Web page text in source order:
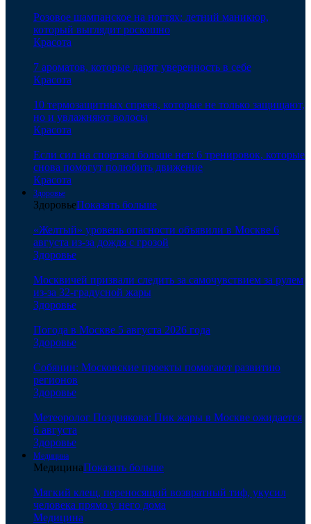
Розовое шампанское на ногтях: летний маникюр,
который выглядит роскошно
Красота
7 ароматов, которые дарят уверенность в себе
Красота
10 термозащитных спреев, которые не только защищают,
но и увлажняют волосы
Красота
Если сил на спортзал больше нет: 6 тренировок, которые
снова помогут полюбить движение
Красота
Здоровье
ЗдоровьеПоказать больше
«Желтый» уровень опасности объявили в Москве 6
августа из-за дождя с грозой
Здоровье
Москвичей призвали следить за самочувствием за рулем
из-за 32-градусной жары
Здоровье
Погода в Москве 5 августа 2026 года
Здоровье
Собянин: Московские проекты помогают развитию
регионов
Здоровье
Метеоролог Позднякова: Пик жары в Москве ожидается
6 августа
Здоровье
Медицина
МедицинаПоказать больше
Мягкий клещ, переносящий возвратный тиф, укусил
человека прямо у него дома
Медицина